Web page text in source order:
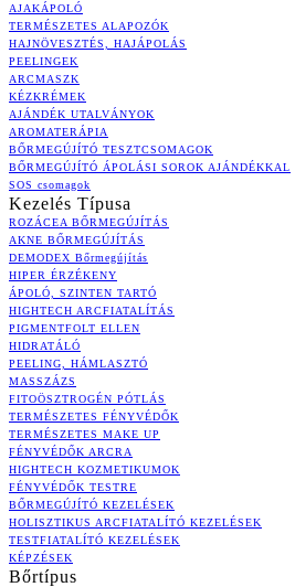
AJAKÁPOLÓ
TERMÉSZETES ALAPOZÓK
HAJNÖVESZTÉS, HAJÁPOLÁS
PEELINGEK
ARCMASZK
KÉZKRÉMEK
AJÁNDÉK UTALVÁNYOK
AROMATERÁPIA
BŐRMEGÚJÍTÓ TESZTCSOMAGOK
BŐRMEGÚJÍTÓ ÁPOLÁSI SOROK AJÁNDÉKKAL
SOS csomagok
Kezelés Típusa
ROZÁCEA BŐRMEGÚJÍTÁS
AKNE BŐRMEGÚJÍTÁS
DEMODEX Bőrmegújítás
HIPER ÉRZÉKENY
ÁPOLÓ, SZINTEN TARTÓ
HIGHTECH ARCFIATALÍTÁS
PIGMENTFOLT ELLEN
HIDRATÁLÓ
PEELING, HÁMLASZTÓ
MASSZÁZS
FITOÖSZTROGÉN PÓTLÁS
TERMÉSZETES FÉNYVÉDŐK
TERMÉSZETES MAKE UP
FÉNYVÉDŐK ARCRA
HIGHTECH KOZMETIKUMOK
FÉNYVÉDŐK TESTRE
BŐRMEGÚJÍTÓ KEZELÉSEK
HOLISZTIKUS ARCFIATALÍTÓ KEZELÉSEK
TESTFIATALÍTÓ KEZELÉSEK
KÉPZÉSEK
Bőrtípus